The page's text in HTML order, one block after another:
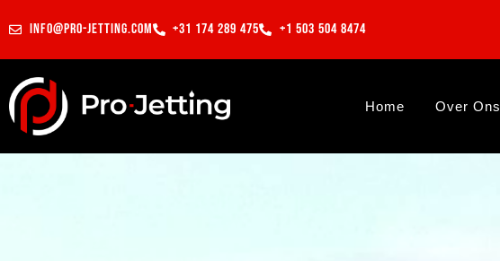
info@pro-jetting.com +31 174 289 475 +1 503 504 8474
Home Over Ons